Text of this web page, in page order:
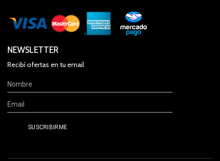
NEWSLETTER
Recibí ofertas en tu email